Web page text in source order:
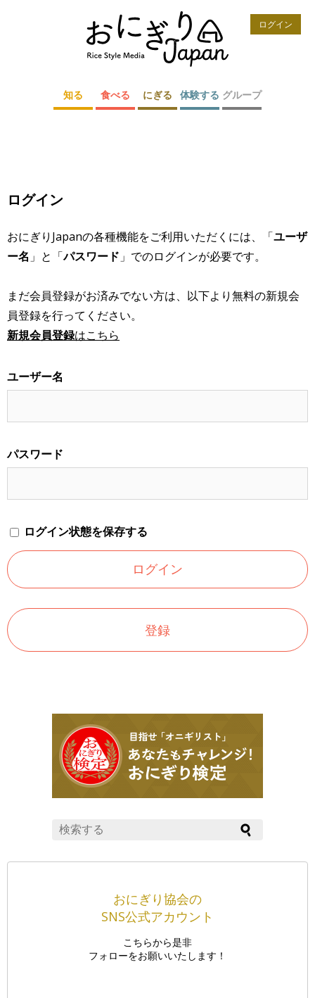
ログイン
知る 食べる にぎる 体験する グループ
ログイン
おにぎりJapanの各種機能をご利用いただくには、「ユーザ
ー名 」と「パスワード 」でのログインが必要です。
まだ会員登録がお済みでない方は、以下より無料の新規会
員登録を行ってください。
新規会員登録はこちら
ユーザー名
パスワード
ログイン状態を保存する
登録
おにぎり協会の
SNS公式アカウント
こちらから是非
フォローをお願いいたします！